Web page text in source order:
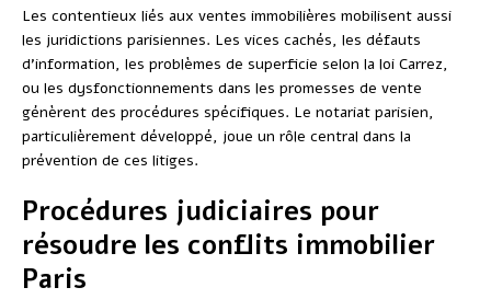
Les contentieux liés aux ventes immobilières mobilisent aussi
les juridictions parisiennes. Les vices cachés, les défauts
d’information, les problèmes de superficie selon la loi Carrez,
ou les dysfonctionnements dans les promesses de vente
génèrent des procédures spécifiques. Le notariat parisien,
particulièrement développé, joue un rôle central dans la
prévention de ces litiges.
Procédures judiciaires pour
résoudre les conflits immobilier
Paris